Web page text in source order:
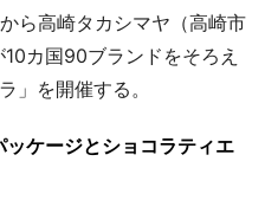
ら高崎タカシマヤ（高崎市
10カ国90ブランドをそろえ
」を開催する。
ッケージとショコラティエ